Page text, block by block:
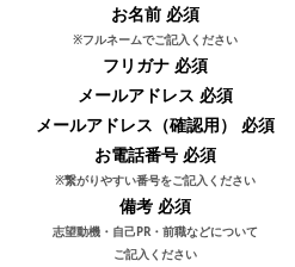
お名前 必須
※フルネームでご記入ください
フリガナ 必須
メールアドレス 必須
メールアドレス（確認用） 必須
お電話番号 必須
※繋がりやすい番号をご記入ください
備考 必須
志望動機・自己PR・前職などについて
ご記入ください